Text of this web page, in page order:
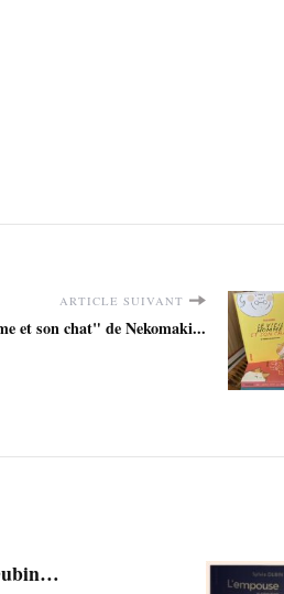
ARTICLE SUIVANT
et son chat" de Nekomaki...